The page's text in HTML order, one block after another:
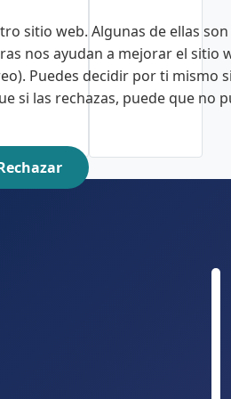
sitio web. Algunas de ellas
nos ayudan a mejorar el sitio
Puedes decidir por ti mismo
si las rechazas, puede que no